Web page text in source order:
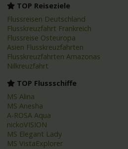
TOP Reiseziele
Flussreisen Deutschland
Flusskreuzfahrt Frankreich
Flussreise Osteuropa
Asien Flusskreuzfahrten
Flusskreuzfahrten Amazonas
Nilkreuzfahrt
TOP Flussschiffe
MS Alina
MS Anesha
A-ROSA Aqua
nickoVISION
MS Elegant Lady
MS VistaExplorer